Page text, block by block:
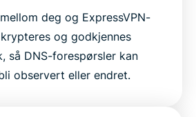
deg og ExpressVPN-
og godkjennes
så DNS-forespørsler kan
observert eller endret.